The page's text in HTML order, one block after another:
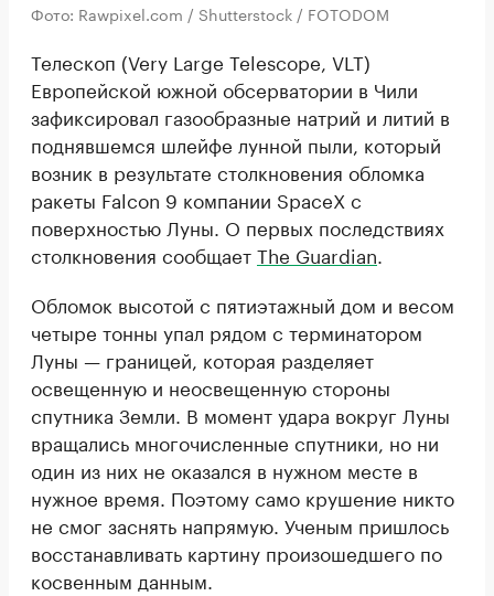
Фото: Rawpixel.com / Shutterstock / FOTODOM
Телескоп (Very Large Telescope, VLT)
Европейской южной обсерватории в Чили
зафиксировал газообразные натрий и литий в
поднявшемся шлейфе лунной пыли, который
возник в результате столкновения обломка
ракеты Falcon 9 компании SpaceX с
поверхностью Луны. О первых последствиях
столкновения сообщаетThe Guardian
Обломок высотой с пятиэтажный дом и весом
четыре тонны упал рядом с терминатором
Луны — границей, которая разделяет
освещенную и неосвещенную стороны
спутника Земли. В момент удара вокруг Луны
вращались многочисленные спутники, но ни
один из них не оказался в нужном месте в
нужное время. Поэтому само крушение никто
не смог заснять напрямую. Ученым пришлось
восстанавливать картину произошедшего по
косвенным данным.